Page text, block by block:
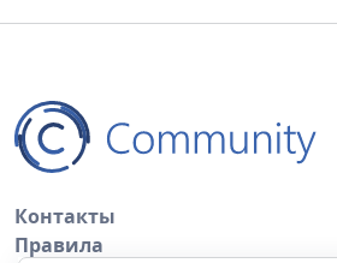
Контакты
Правила